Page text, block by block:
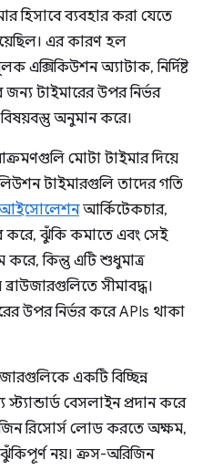
হিসাবে ব্যবহার করা যেতে
এর কারণ হল
অ্যাটাক, নির্দিষ্ট
টাইমারের উপর নির্ভর
অনুমান করে।
মোটা টাইমার দিয়ে
টাইমারগুলি তাদের গতি
আর্কিটেকচার,
করে, ঝুঁকি কমাতে এবং সেই
কিন্তু এটি শুধুমাত্র
সীমাবদ্ধ।
উপর নির্ভর করে APIs থাকা
একটি বিচ্ছিন্ন
বেসলাইন প্রদান করে
রিসোর্স লোড করতে অক্ষম,
নয়। ক্রস-অরিজিন